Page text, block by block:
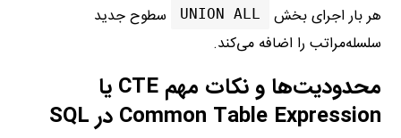
هر بار اجرای بخش
UNION ALL
سطوح جدید
سلسله‌مراتب را اضافه می‌کند.
محدودیت‌ها و نکات مهم
CTE یا
Common Table Expression در SQL